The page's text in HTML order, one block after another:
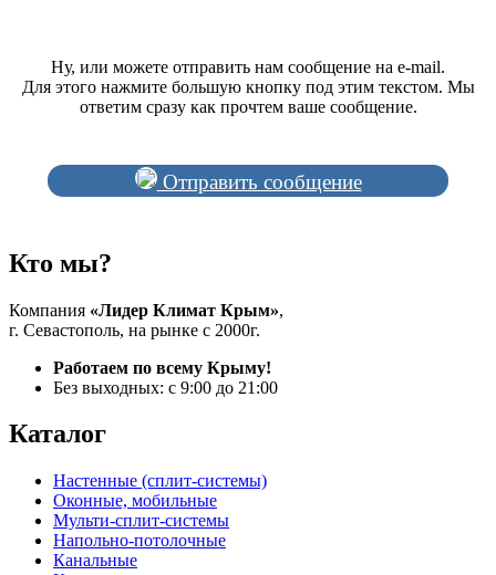
Ну, или можете отправить нам сообщение на e-mail.
Для этого нажмите большую кнопку под этим текстом. Мы
ответим сразу как прочтем ваше сообщение.
Отправить сообщение
Кто мы?
Компания «Лидер Климат Крым»,
г. Севастополь, на рынке с 2000г.
Работаем по всему Крыму!
Без выходных: с 9:00 до 21:00
Каталог
Настенные (сплит-системы)
Оконные, мобильные
Мульти-сплит-системы
Напольно-потолочные
Канальные